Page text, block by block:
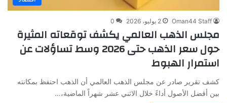
Oman44 Staff 2 يوليو، 2026 0
مجلس الذهب العالمي يكشف توقعاته المثيرة
حول سعر الذهب حتى 2026 وسط تساؤلات عن
استمرار الهبوط
كشف تقرير صادر عن مجلس الذهب العالمي أن الذهب احتفظ بمكانته
بين أفضل الأصول أداءً خلال الاثني عشر شهراً الماضية،…